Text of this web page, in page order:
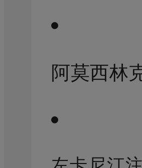
阿莫西林